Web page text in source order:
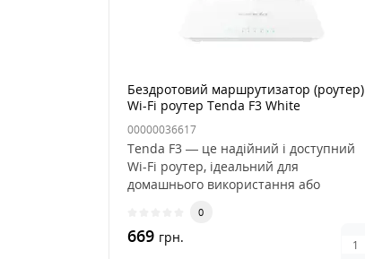
Бездротовий маршрутизатор (роутер)
Wi-Fi роутер Tenda F3 White
00000036617
Tenda F3 — це надійний і доступний
Wi-Fi роутер, ідеальний для
домашнього використання або
0
669 грн.